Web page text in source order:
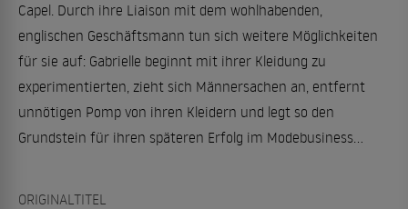
Capel. Durch ihre Liaison mit dem wohlhabenden,
englischen Geschäftsmann tun sich weitere Möglichkeiten
für sie auf: Gabrielle beginnt mit ihrer Kleidung zu
experimentierten, zieht sich Männersachen an, entfernt
unnötigen Pomp von ihren Kleidern und legt so den
Grundstein für ihren späteren Erfolg im Modebusiness…
ORIGINALTITEL